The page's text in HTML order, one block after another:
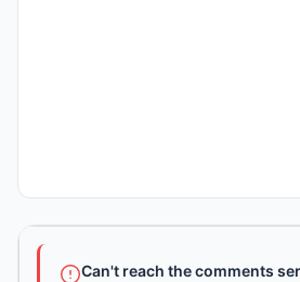
Can't reach the comments